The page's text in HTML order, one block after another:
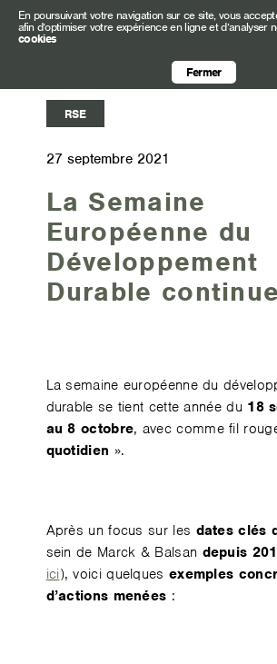
En poursuivant votre navigation sur ce site, vous
afin d’optimiser votre expérience en ligne et d’analyser
cookies
Fermer
RSE
27 septembre 2021
La Semaine
Européenne du
Développement
Durable continue
La semaine européenne du
durable se tient cette année du 18
au 8 octobre, avec comme fil
quotidien ».
Après un focus sur les dates clés
sein de Marck & Balsan depuis
ici), voici quelques exemples
d’actions menées :